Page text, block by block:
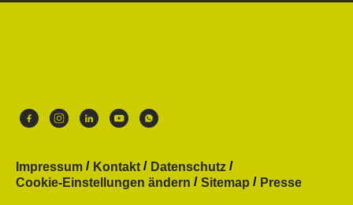
Impressum Kontakt
Datenschutz
Cookie-Einstellungen ändern
Sitemap Presse